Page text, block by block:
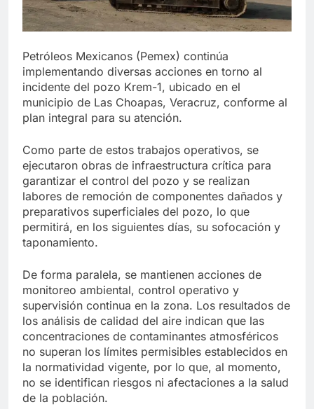
Petróleos Mexicanos (Pemex) continúa
implementando diversas acciones en torno al
incidente del pozo Krem-1, ubicado en el
municipio de Las Choapas, Veracruz, conforme al
plan integral para su atención.
Como parte de estos trabajos operativos, se
ejecutaron obras de infraestructura crítica para
garantizar el control del pozo y se realizan
labores de remoción de componentes dañados y
preparativos superficiales del pozo, lo que
permitirá, en los siguientes días, su sofocación y
taponamiento.
De forma paralela, se mantienen acciones de
monitoreo ambiental, control operativo y
supervisión continua en la zona. Los resultados de
los análisis de calidad del aire indican que las
concentraciones de contaminantes atmosféricos
no superan los límites permisibles establecidos en
la normatividad vigente, por lo que, al momento,
no se identifican riesgos ni afectaciones a la salud
de la población.